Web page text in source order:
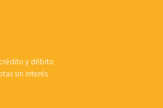
y débito
sin interés